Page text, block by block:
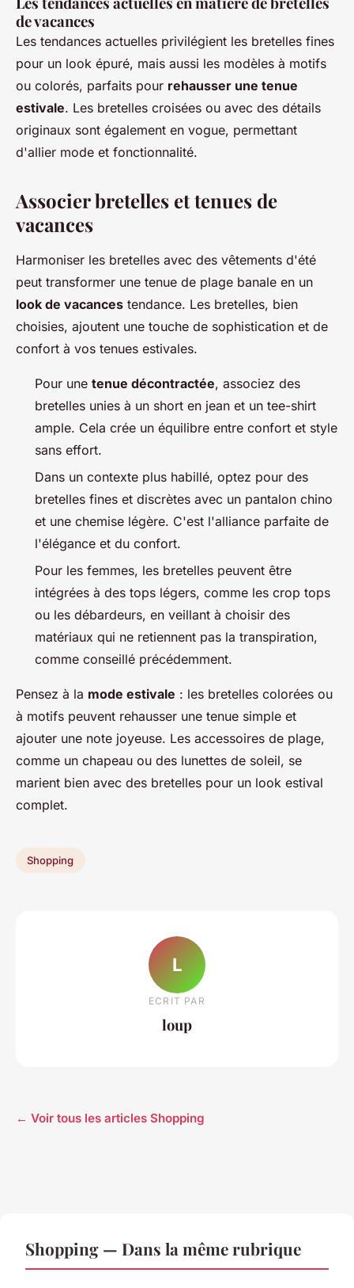
de vacances
Les tendances actuelles privilégient les bretelles fines
pour un look épuré, mais aussi les modèles à motifs
ou colorés, parfaits pour rehausser une tenue
estivale. Les bretelles croisées ou avec des détails
originaux sont également en vogue, permettant
d'allier mode et fonctionnalité.
Associer bretelles et tenues de
vacances
Harmoniser les bretelles avec des vêtements d'été
peut transformer une tenue de plage banale en un
look de vacances tendance. Les bretelles, bien
choisies, ajoutent une touche de sophistication et de
confort à vos tenues estivales.
Pour une tenue décontractée, associez des
bretelles unies à un short en jean et un tee-shirt
ample. Cela crée un équilibre entre confort et style
sans effort.
Dans un contexte plus habillé, optez pour des
bretelles fines et discrètes avec un pantalon chino
et une chemise légère. C'est l'alliance parfaite de
l'élégance et du confort.
Pour les femmes, les bretelles peuvent être
intégrées à des tops légers, comme les crop tops
ou les débardeurs, en veillant à choisir des
matériaux qui ne retiennent pas la transpiration,
comme conseillé précédemment.
Pensez à la mode estivale : les bretelles colorées ou
à motifs peuvent rehausser une tenue simple et
ajouter une note joyeuse. Les accessoires de plage,
comme un chapeau ou des lunettes de soleil, se
marient bien avec des bretelles pour un look estival
complet.
Shopping
L
ECRIT PAR
loup
← Voir tous les articles Shopping
Shopping — Dans la même rubrique